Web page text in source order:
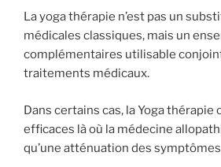
La yoga thérapie n’est pas un
médicales classiques, mais un
complémentaires utilisable
traitements médicaux.
Dans certains cas, la Yoga
efficaces là où la médecine
qu’une atténuation des